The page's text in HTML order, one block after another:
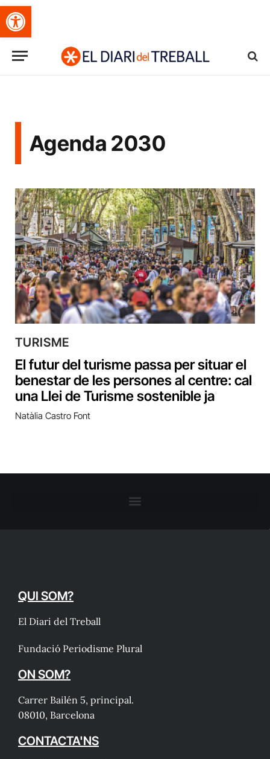
Obre la barra d'eines
Agenda 2030
TURISME
El futur del turisme passa per situar el
benestar de les persones al centre: cal
una Llei de Turisme sostenible ja
Natàlia Castro Font
QUI SOM?
El Diari del Treball
Fundació Periodisme Plural
ON SOM?
Carrer Bailén 5, principal.
08010, Barcelona
CONTACTA'NS